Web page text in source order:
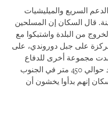
الدعم السريع والميليشيات
قال السكان إن المسلحين
من البلدة واشتبكوا مع
على جبل دوروندي، على
مجموعة أخرى للدفاع
الذاتي في جبل شورونغ، على بعد حوالي 450 متر في الجنوب
إنهم بدأوا يخشون أن